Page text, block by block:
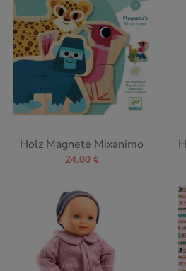
Holz Magnete Mixanimo
24,00 €